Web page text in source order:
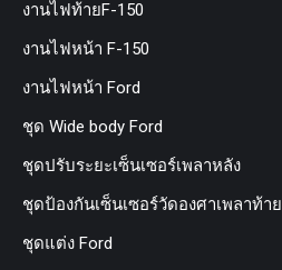
งานไฟท้ายF-150
งานไฟหน้า F-150
งานไฟหน้า Ford
ชุด Wide body Ford
ชุดปรับระยะเซ็นเซอร์เพลาหลัง
ชุดป้องกันเซ็นเซอร์วัดองศาเพลาท้าย
ชุดแต่ง Ford